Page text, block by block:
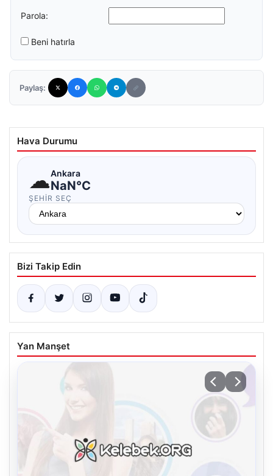
Parola:
Beni hatırla
Paylaş:
Hava Durumu
☁Ankara
NaN°C
ŞEHIR SEÇ
Bizi Takip Edin
Yan Manşet